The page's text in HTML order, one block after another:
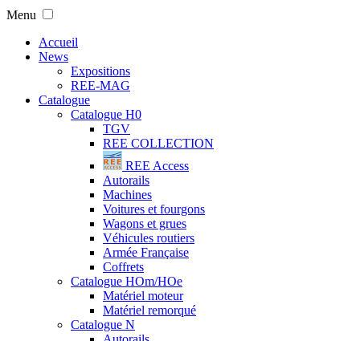
Menu
Accueil
News
Expositions
REE-MAG
Catalogue
Catalogue H0
TGV
REE COLLECTION
REE Access
Autorails
Machines
Voitures et fourgons
Wagons et grues
Véhicules routiers
Armée Française
Coffrets
Catalogue HOm/HOe
Matériel moteur
Matériel remorqué
Catalogue N